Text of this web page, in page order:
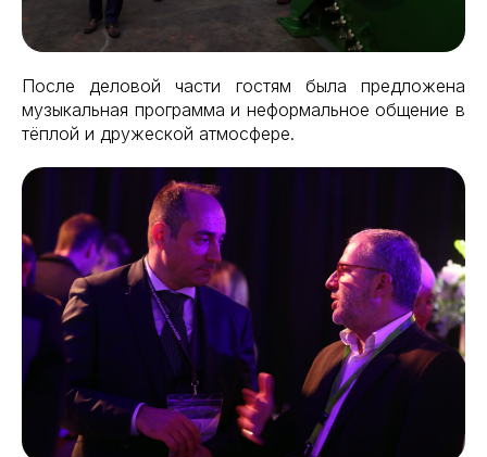
После деловой части гостям была предложена
музыкальная программа и неформальное общение в
тёплой и дружеской атмосфере.